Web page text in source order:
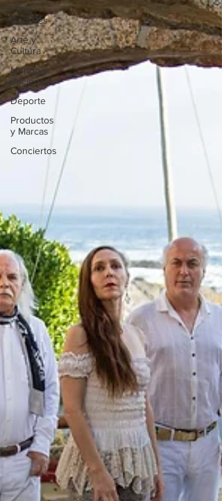
Ideas
Geniales
Arte y
Cultura
Mundo y
Sociedad
Deporte
Productos
y Marcas
Conciertos